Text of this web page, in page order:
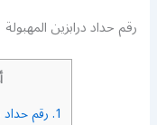
رقم حداد درابزين المهبولة
1. رقم حداد